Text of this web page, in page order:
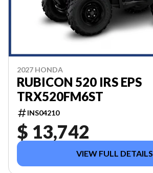
2027 HONDA
RUBICON 520 IRS EPS
TRX520FM6ST
INS04210
$ 13,742
VIEW FULL DETAILS